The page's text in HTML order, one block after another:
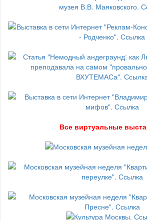
Все виртуальные